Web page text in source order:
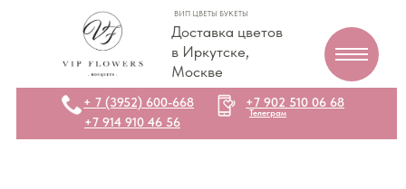
Доставка цветов
в Иркутске,
Москве
ВИП ЦВЕТЫ БУКЕТЫ
+7 914 910 46 56
+7 902 510 06 68
Телеграм
+ 7 (3952) 600-668